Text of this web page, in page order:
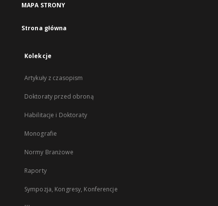
MAPA STRONY
Strona główna
Kolekcje
Artykuły z czasopism
Doktoraty przed obroną
Habilitacje i Doktoraty
Monografie
Normy Branżowe
Raporty
Sympozja, Kongresy, Konferencje
...